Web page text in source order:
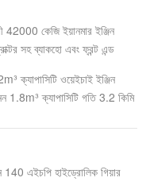
কেজি ইয়ানমার ইঞ্জিন
সহ ব্যাকহো এবং ফ্রন্ট এন্ড
ক্যাপাসিটি ওয়েইচাই ইঞ্জিন
ক্যাপাসিটি গতি 3.2 কিমি
140 এইচপি হাইড্রোলিক গিয়ার